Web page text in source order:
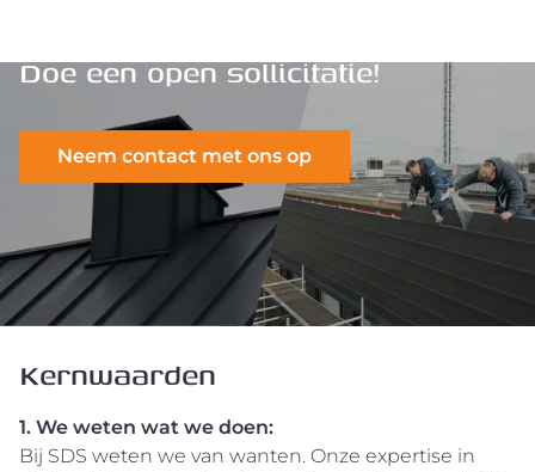
Doe een open sollicitatie!
Neem contact met ons op
Kernwaarden
1. We weten wat we doen:
Bij SDS weten we van wanten. Onze expertise in